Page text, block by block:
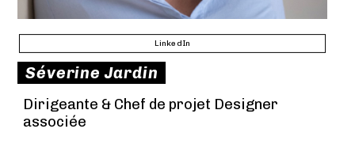
LinkedIn
Séverine Jardin
Dirigeante & Chef de projet Designer
associée